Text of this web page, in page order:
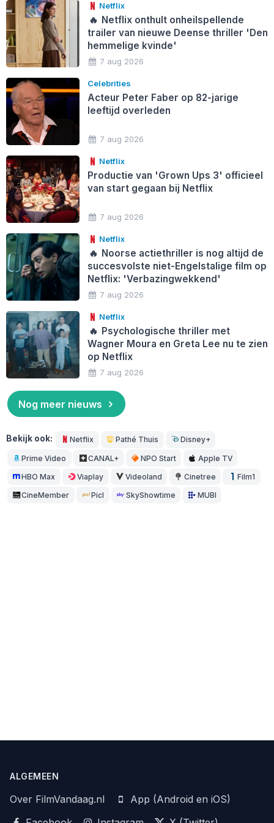
Netflix
🔥 Netflix onthult onheilspellende
trailer van nieuwe Deense thriller 'Den
hemmelige kvinde'
7 aug 2026
Celebrities
Acteur Peter Faber op 82-jarige
leeftijd overleden
7 aug 2026
Netflix
Productie van 'Grown Ups 3' officieel
van start gegaan bij Netflix
7 aug 2026
Netflix
🔥 Noorse actiethriller is nog altijd de
succesvolste niet-Engelstalige film op
Netflix: 'Verbazingwekkend'
7 aug 2026
Netflix
🔥 Psychologische thriller met
Wagner Moura en Greta Lee nu te zien
op Netflix
7 aug 2026
Nog meer nieuws
Bekijk ook: Netflix Pathé Thuis Disney+
Prime Video CANAL+ NPO Start Apple TV
HBO Max Viaplay Videoland Cinetree Film1
CineMember Picl SkyShowtime MUBI
ALGEMEEN
Over FilmVandaag.nl
App (Android en iOS)